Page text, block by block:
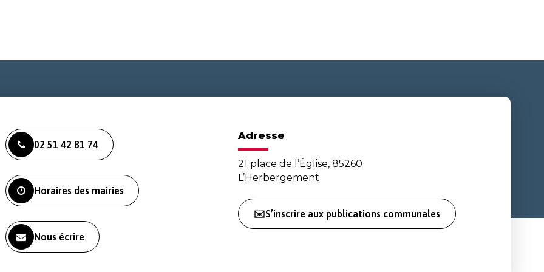
02 51 42 81 74
Horaires des mairies
Nous écrire
Adresse
21 place de l’Église, 85260
L’Herbergement
✉️S’inscrire aux publications communales